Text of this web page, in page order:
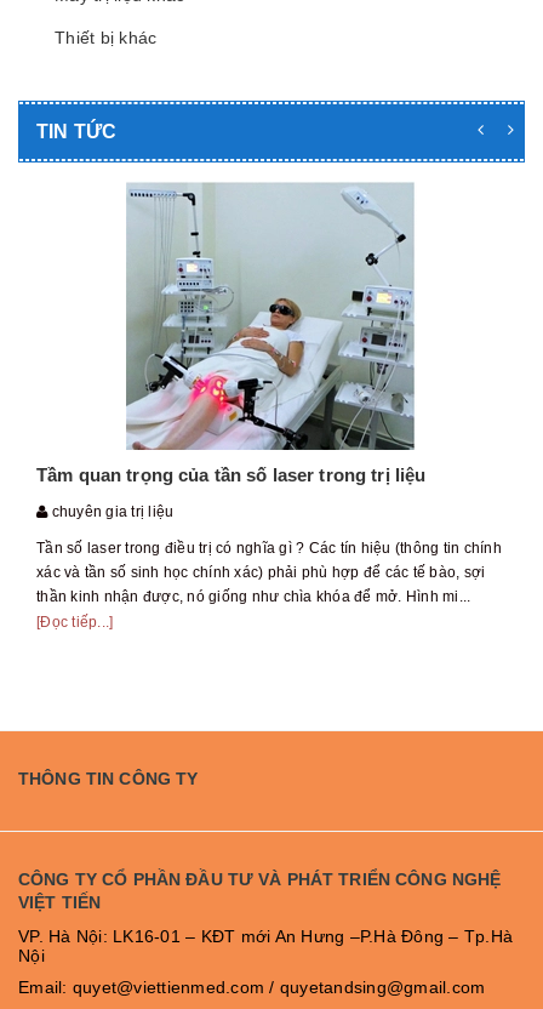
Thiết bị khác
TIN TỨC
Tầm quan trọng của tần số laser trong trị liệu
chuyên gia trị liệu
Tần số laser trong điều trị có nghĩa gì ? Các tín hiệu (thông tin chính
xác và tần số sinh học chính xác) phải phù hợp để các tế bào, sợi
thần kinh nhận được, nó giống như chìa khóa để mở. Hình mi...
[Đọc tiếp...]
THÔNG TIN CÔNG TY
CÔNG TY CỔ PHẦN ĐẦU TƯ VÀ PHÁT TRIỂN CÔNG NGHỆ
VIỆT TIẾN
VP. Hà Nội: LK16-01 – KĐT mới An Hưng –P.Hà Đông – Tp.Hà
Nội
Email: quyet@viettienmed.com / quyetandsing@gmail.com